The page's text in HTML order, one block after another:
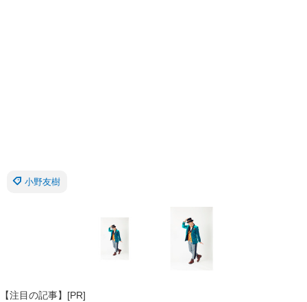
小野友樹
【注目の記事】[PR]